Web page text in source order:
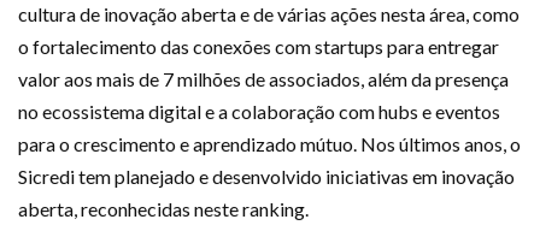
cultura de inovação aberta e de várias ações nesta área, como
o fortalecimento das conexões comstartups para entregar
valor aos mais de 7 milhões de associados, além da presença
no ecossistema digital e a colaboração comhubs e eventos
para o crescimento e aprendizado mútuo. Nos últimos anos, o
Sicredi tem planejado e desenvolvido iniciativas em inovação
aberta, reconhecidas neste ranking.